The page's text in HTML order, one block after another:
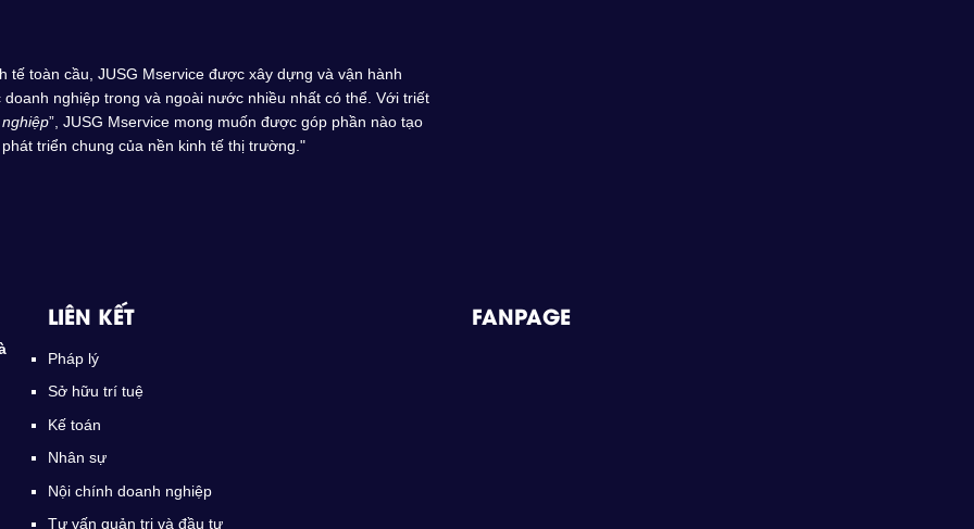
toàn cầu, JUSG Mservice được xây dựng và vận hành
nghiệp trong và ngoài nước nhiều nhất có thể. Với triết
”, JUSG Mservice mong muốn được góp phần nào tạo
triển chung của nền kinh tế thị trường."
LIÊN KẾT
Pháp lý
Sở hữu trí tuệ
Kế toán
Nhân sự
Nội chính doanh nghiệp
Tư vấn quản trị và đầu tư
FANPAGE